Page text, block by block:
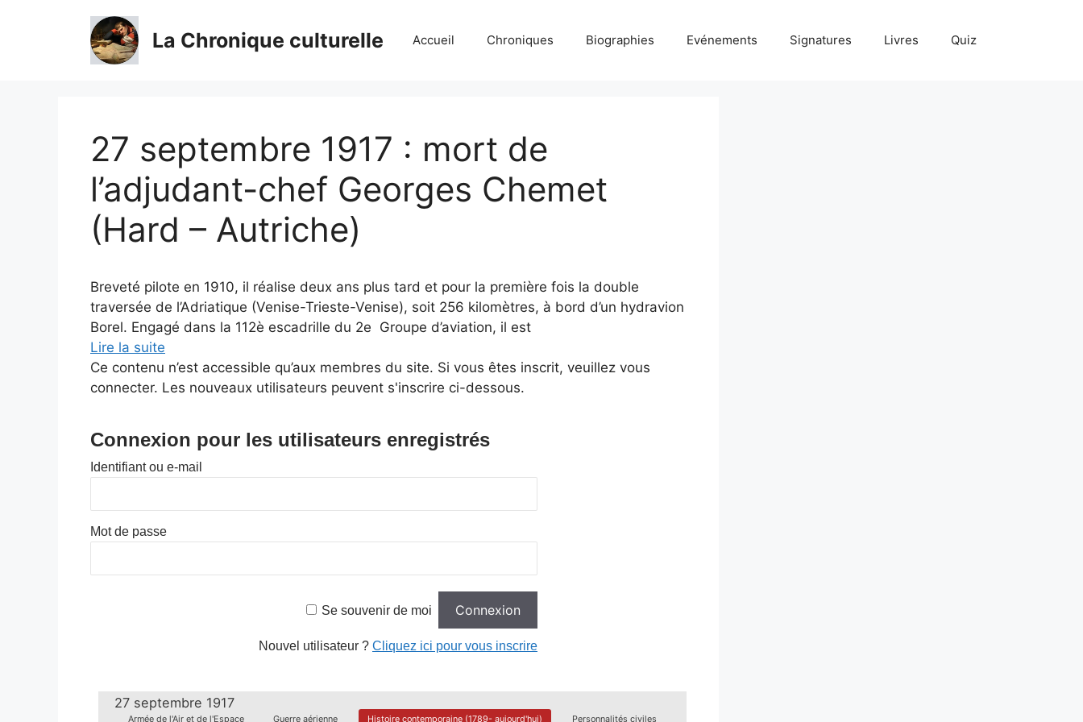
La Chronique culturelle Accueil Chroniques Biographies Evénements Signatures Livres Quiz
27 septembre 1917 : mort de
l’adjudant-chef Georges Chemet
(Hard – Autriche)
Breveté pilote en 1910, il réalise deux ans plus tard et pour la première fois la double
traversée de l’Adriatique (Venise-Trieste-Venise), soit 256 kilomètres, à bord d’un hydravion
Borel. Engagé dans la 112è escadrille du 2e Groupe d’aviation, il est
Lire la suite
Ce contenu n’est accessible qu’aux membres du site. Si vous êtes inscrit, veuillez vous
connecter. Les nouveaux utilisateurs peuvent s'inscrire ci-dessous.
Connexion pour les utilisateurs enregistrés
Identifiant ou e-mail
Mot de passe
Se souvenir de moi
Nouvel utilisateur ? Cliquez ici pour vous inscrire
27 septembre 1917
Armée de l'Air et de l'Espace Guerre aérienne Histoire contemporaine (1789- aujourd'hui)
Personnalités civiles